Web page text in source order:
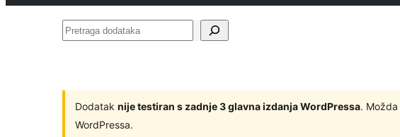
Pretraga
Dodatak nije testiran s zadnje 3 glavna izdanja WordPressa.
WordPressa.